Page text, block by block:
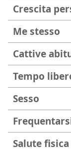
Crescita
Me stesso
Cattive
Tempo
Sesso
Salute fisica